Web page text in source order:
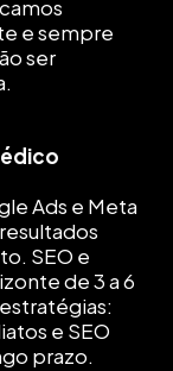
e sempre
ser
Ads e Meta
SEO e
de 3 a 6
e SEO
prazo.